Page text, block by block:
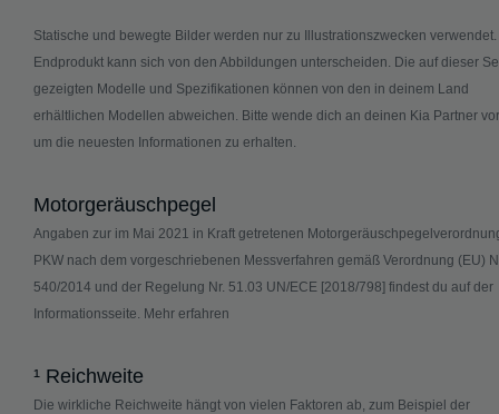
Statische und bewegte Bilder werden nur zu Illustrationszwecken
Endprodukt kann sich von den Abbildungen unterscheiden. Die auf dieser
gezeigten Modelle und Spezifikationen können von den in deinem Land
erhältlichen Modellen abweichen. Bitte wende dich an deinen Kia Partner
um die neuesten Informationen zu erhalten.
Motorgeräuschpegel
Angaben zur im Mai 2021 in Kraft getretenen
PKW nach dem vorgeschriebenen Messverfahren gemäß Verordnung (EU)
540/2014 und der Regelung Nr. 51.03 UN/ECE [2018/798] findest du auf der
Informationsseite. Mehr erfahren
¹ Reichweite
Die wirkliche Reichweite hängt von vielen Faktoren ab, zum Beispiel der